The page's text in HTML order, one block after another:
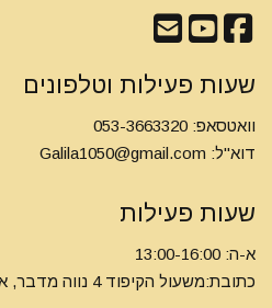
שעות פעילות וטלפונים
וואטסאפ: 053-3663320
דוא"ל: Galila1050@gmail.com
שעות פעילות
א-ה: 13:00-16:00
כתובת:משעול הקיפוד 4 נווה מדבר, אילת.